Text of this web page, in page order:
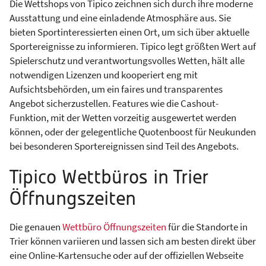
Die Wettshops von Tipico zeichnen sich durch ihre moderne
Ausstattung und eine einladende Atmosphäre aus. Sie
bieten Sportinteressierten einen Ort, um sich über aktuelle
Sportereignisse zu informieren. Tipico legt größten Wert auf
Spielerschutz und verantwortungsvolles Wetten, hält alle
notwendigen Lizenzen und kooperiert eng mit
Aufsichtsbehörden, um ein faires und transparentes
Angebot sicherzustellen. Features wie die Cashout-
Funktion, mit der Wetten vorzeitig ausgewertet werden
können, oder der gelegentliche Quotenboost für Neukunden
bei besonderen Sportereignissen sind Teil des Angebots.
Tipico Wettbüros in Trier
Öffnungszeiten
Die genauenWettbüro Öffnungszeitenfür die Standorte in
Trier können variieren und lassen sich am besten direkt über
eine Online-Kartensuche oder auf der offiziellen Webseite